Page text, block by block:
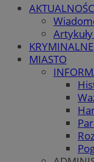
KRYMINALNE
MIASTO